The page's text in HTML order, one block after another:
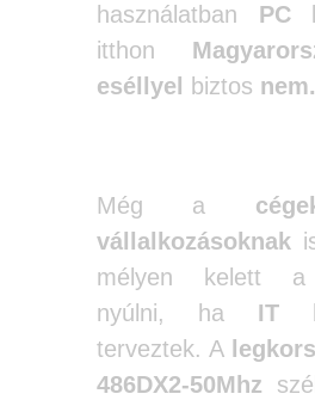
használatban PC
itthon
eséllyel
biztos nem.
Még a
vállalkozásoknak
mélyen kelett a
nyúlni, ha IT
terveztek. A
486DX2-50Mhz